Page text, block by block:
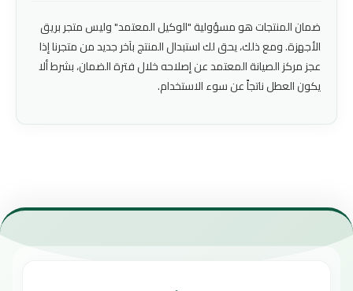
ضمان المنتجات هو مسؤولية "الوكيل المعتمد" وليس متجر بريق
الأجهزة. ومع ذلك، يحق لك استبدال المنتج بآخر جديد من متجرنا إذا
عجز مركز الصيانة المعتمد عن إصلاحه خلال فترة الضمان، بشرط ألا
يكون العطل ناتجاً عن سوء الاستخدام.